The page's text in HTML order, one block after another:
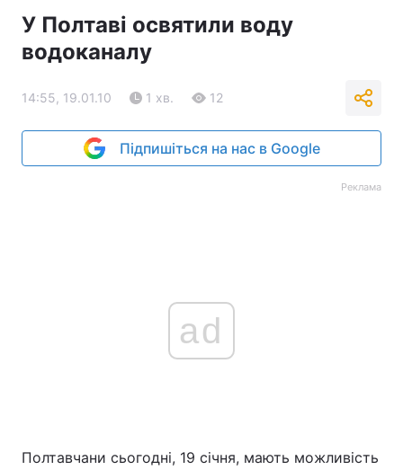
У Полтаві освятили воду
водоканалу
14:55, 19.01.10 1 хв. 12
Підпишіться на нас в Google
Реклама
ad
Полтавчани сьогодні, 19 січня, мають можливість